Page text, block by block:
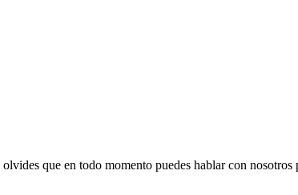
que en todo momento puedes hablar con